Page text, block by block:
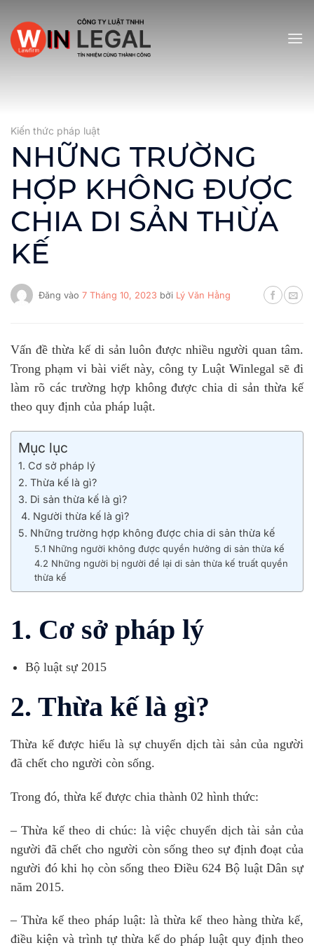
qua
nội
dung
Kiến thức pháp luật
NHỮNG TRƯỜNG
HỢP KHÔNG ĐƯỢC
CHIA DI SẢN THỪA
KẾ
Đăng vào 7 Tháng 10, 2023 bởi Lý Văn Hằng
Vấn đề thừa kế di sản luôn được nhiều người quan tâm.
Trong phạm vi bài viết này, công ty Luật Winlegal sẽ đi
làm rõ các trường hợp không được chia di sản thừa kế
theo quy định của pháp luật.
Mục lục
1. Cơ sở pháp lý
2. Thừa kế là gì?
3. Di sản thừa kế là gì?
4. Người thừa kế là gì?
5. Những trường hợp không được chia di sản thừa kế
5.1 Những người không được quyền hưởng di sản thừa kế
4.2 Những người bị người để lại di sản thừa kế truất quyền
thừa kế
1. Cơ sở pháp lý
Bộ luật sự 2015
2. Thừa kế là gì?
Thừa kế được hiểu là sự chuyển dịch tài sản của người
đã chết cho người còn sống.
Trong đó, thừa kế được chia thành 02 hình thức:
– Thừa kế theo di chúc: là việc chuyển dịch tài sản của
người đã chết cho người còn sống theo sự định đoạt của
người đó khi họ còn sống theo Điều 624 Bộ luật Dân sự
năm 2015.
– Thừa kế theo pháp luật: là thừa kế theo hàng thừa kế,
điều kiện và trình tự thừa kế do pháp luật quy định theo